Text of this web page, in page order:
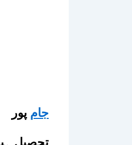
جام پور